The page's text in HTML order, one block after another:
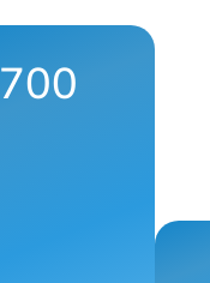
700